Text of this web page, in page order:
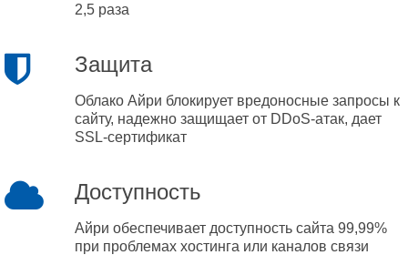
2,5 раза
Защита
Облако Айри блокирует вредоносные запросы к
сайту, надежно защищает от DDoS-атак, дает
SSL-сертификат
Доступность
Айри обеспечивает доступность сайта 99,99%
при проблемах хостинга или каналов связи